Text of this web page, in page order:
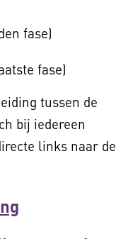
fase)
fase)
tussen de
bij iedereen
links naar de